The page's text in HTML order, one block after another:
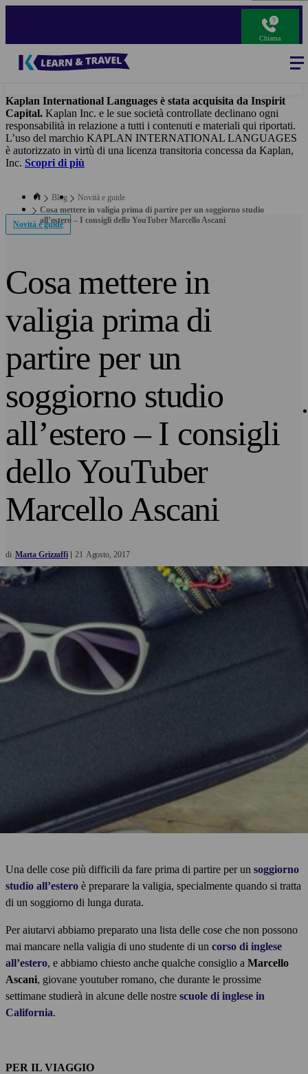
Chiama
Kaplan International Languages è stata acquisita da Inspirit
Capital. Kaplan Inc. e le sue società controllate declinano ogni
responsabilità in relazione a tutti i contenuti e materiali qui riportati.
L’uso del marchio KAPLAN INTERNATIONAL LANGUAGES
è autorizzato in virtù di una licenza transitoria concessa da Kaplan,
Inc. Scopri di più
Blog
Novità e guide
Cosa mettere in valigia prima di partire per un soggiorno studio
all’estero – I consigli dello YouTuber Marcello Ascani
Novità e guide
Cosa mettere in
valigia prima di
partire per un
soggiorno studio
all’estero – I consigli
dello YouTuber
Marcello Ascani
di Marta Grizzaffi 21 Agosto 2017
Una delle cose più difficili da fare prima di partire per un soggiorno
studio all’estero è preparare la valigia, specialmente quando si tratta
di un soggiorno di lunga durata.
Per aiutarvi abbiamo preparato una lista delle cose che non possono
mai mancare nella valigia di uno studente di un corso di inglese
all’estero, e abbiamo chiesto anche qualche consiglio a Marcello
Ascani, giovane youtuber romano, che durante le prossime
settimane studierà in alcune delle nostre scuole di inglese in
California.
PER IL VIAGGIO